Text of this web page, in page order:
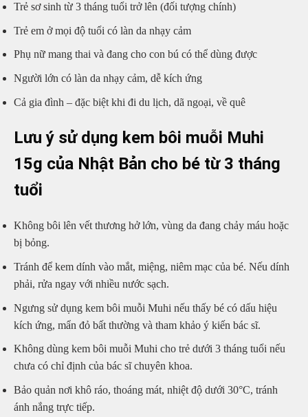
Trẻ sơ sinh từ 3 tháng tuổi trở lên (đối tượng chính)
Trẻ em ở mọi độ tuổi có làn da nhạy cảm
Phụ nữ mang thai và đang cho con bú có thể dùng được
Người lớn có làn da nhạy cảm, dễ kích ứng
Cả gia đình – đặc biệt khi đi du lịch, dã ngoại, về quê
Lưu ý sử dụng kem bôi muỗi Muhi
15g của Nhật Bản cho bé từ 3 tháng
tuổi
Không bôi lên vết thương hở lớn, vùng da đang chảy máu hoặc
bị bỏng.
Tránh để kem dính vào mắt, miệng, niêm mạc của bé. Nếu dính
phải, rửa ngay với nhiều nước sạch.
Ngưng sử dụng kem bôi muỗi Muhi nếu thấy bé có dấu hiệu
kích ứng, mẩn đỏ bất thường và tham khảo ý kiến bác sĩ.
Không dùng kem bôi muỗi Muhi cho trẻ dưới 3 tháng tuổi nếu
chưa có chỉ định của bác sĩ chuyên khoa.
Bảo quản nơi khô ráo, thoáng mát, nhiệt độ dưới 30°C, tránh
ánh nắng trực tiếp.